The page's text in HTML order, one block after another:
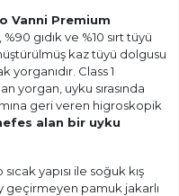
Vanni Premium
, %90 gıdık ve %10 sırt tüyü
kaz tüyü dolgusu
Class 1
yorgan, uyku sırasında
geri veren higroskopik
alan bir uyku
yapısı ile soğuk kış
geçirmeyen pamuk jakarlı